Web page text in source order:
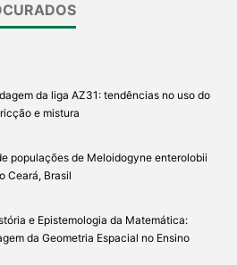
da liga AZ31: tendências no uso do
e mistura
populações de Meloidogyne enterolobii
Ceará, Brasil
e Epistemologia da Matemática:
da Geometria Espacial no Ensino